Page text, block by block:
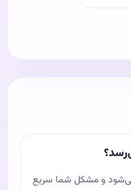
می‌شود و مشکل شما سریع